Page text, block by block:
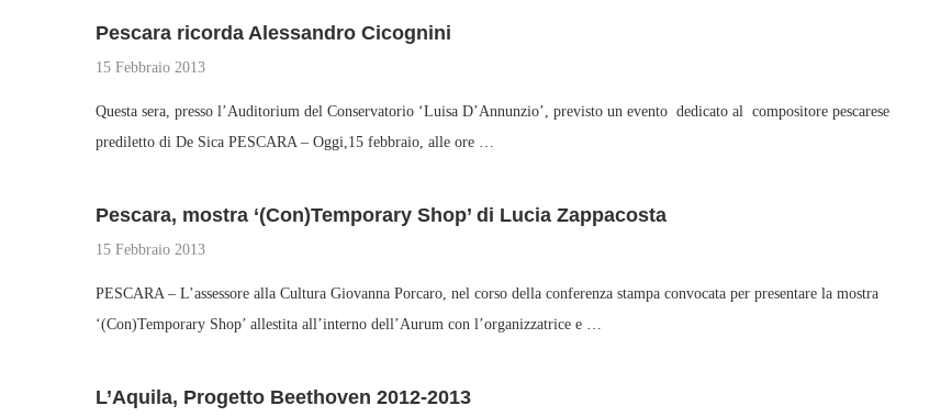
Pescara ricorda Alessandro Cicognini
15 Febbraio 2013
Questa sera, presso l’Auditorium del Conservatorio ‘Luisa D’Annunzio’, previsto un evento dedicato al compositore pescarese
prediletto di De Sica PESCARA – Oggi,15 febbraio, alle ore …
Pescara, mostra ‘(Con)Temporary Shop’ di Lucia Zappacosta
15 Febbraio 2013
PESCARA – L’assessore alla Cultura Giovanna Porcaro, nel corso della conferenza stampa convocata per presentare la mostra
‘(Con)Temporary Shop’ allestita all’interno dell’Aurum con l’organizzatrice e …
L’Aquila, Progetto Beethoven 2012-2013